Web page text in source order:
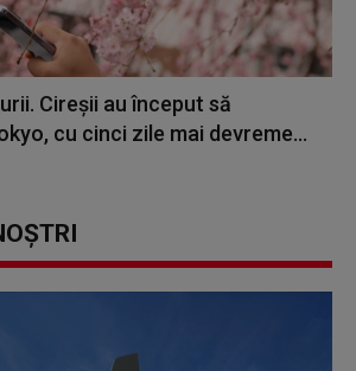
Cireşii au început să
cu cinci zile mai devreme...